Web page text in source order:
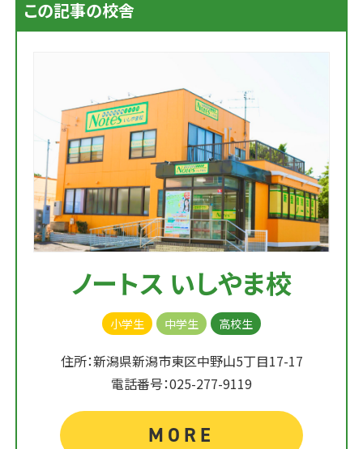
この記事の校舎
ノートス いしやま校
小学生 中学生 高校生
住所：新潟県新潟市東区中野山5丁目17-17
電話番号：025-277-9119
MORE